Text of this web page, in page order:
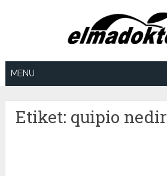
MENU
Etiket: quipio nedir